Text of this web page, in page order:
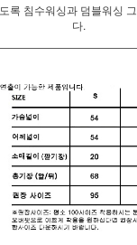
록 침수워싱과 덤블워싱
다.